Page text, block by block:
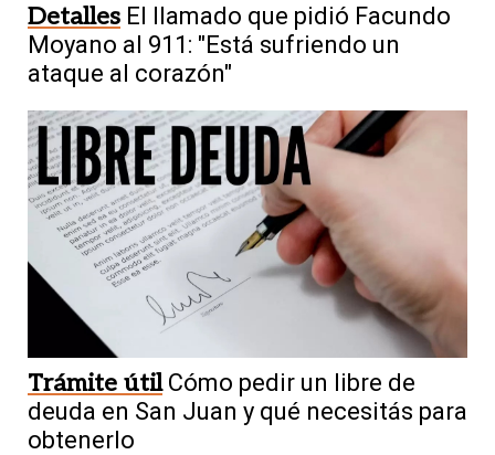
Detalles El llamado que pidió Facundo
Moyano al 911: "Está sufriendo un
ataque al corazón"
Trámite útil Cómo pedir un libre de
deuda en San Juan y qué necesitás para
obtenerlo